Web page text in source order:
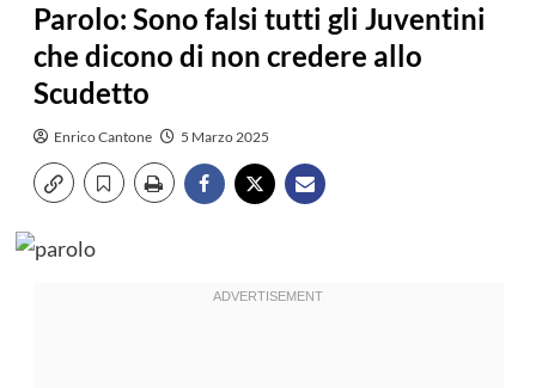
Parolo: Sono falsi tutti gli Juventini
che dicono di non credere allo
Scudetto
Enrico Cantone 5 Marzo 2025